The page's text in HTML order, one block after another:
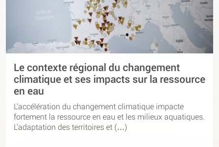
Le contexte régional du changement
climatique et ses impacts sur la ressource
en eau
L’accélération du changement climatique impacte
fortement la ressource en eau et les milieux aquatiques.
L’adaptation des territoires et (…)